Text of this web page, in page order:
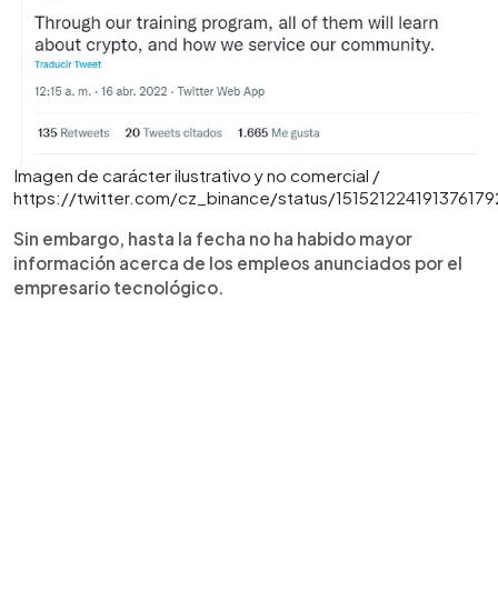
Imagen de carácter ilustrativo y no comercial /
https://twitter.com/cz_binance/status/
Sin embargo, hasta la fecha no ha habido mayor
información acerca de los empleos anunciados por el
empresario tecnológico.